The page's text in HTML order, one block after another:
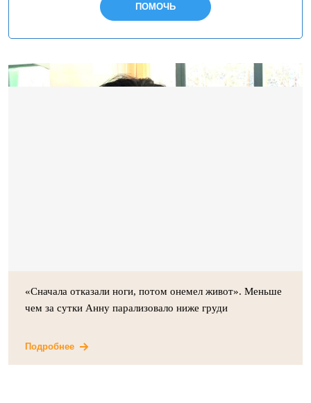
ПОМОЧЬ
«Сначала отказали ноги, потом онемел живот». Меньше
чем за сутки Анну парализовало ниже груди
Подробнее